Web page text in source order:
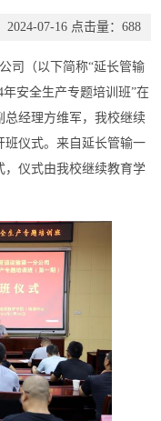
2024-07-16 点击量： 688
司（以下简称“延长管输
安全生产专题培训班”在
总经理方维军，我校继续
班仪式。来自延长管输一
，仪式由我校继续教育学